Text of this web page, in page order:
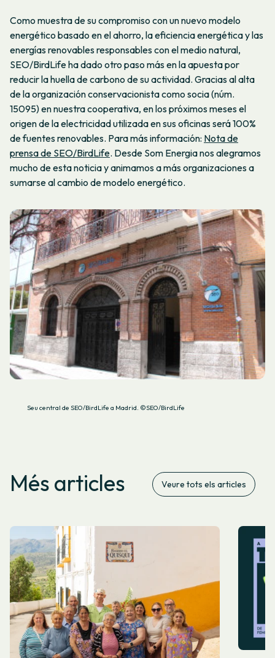
Como muestra de su compromiso con un nuevo modelo
energético basado en el ahorro, la eficiencia energética y las
energías renovables responsables con el medio natural,
SEO/BirdLife ha dado otro paso más en la apuesta por
reducir la huella de carbono de su actividad. Gracias al alta
de la organización conservacionista como socia (núm.
15095) en nuestra cooperativa, en los próximos meses el
origen de la electricidad utilizada en sus oficinas será 100%
de fuentes renovables. Para más información: Nota de
prensa de SEO/BirdLife. Desde Som Energia nos alegramos
mucho de esta noticia y animamos a más organizaciones a
sumarse al cambio de modelo energético.
Seu central de SEO/BirdLife a Madrid. ©SEO/BirdLife
Més articles Veure tots els articles